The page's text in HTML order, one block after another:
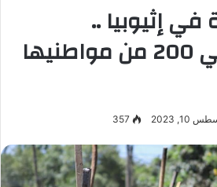
إثيوبيا ..
وإسرائيل تجلي 200 من مواطنيها
10, 2023
357